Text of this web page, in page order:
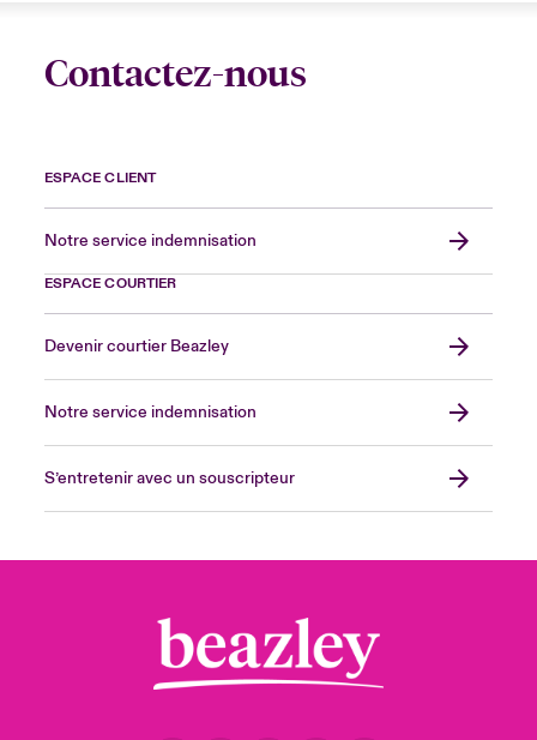
Contactez-nous
ESPACE CLIENT
Notre service indemnisation
ESPACE COURTIER
Devenir courtier Beazley
Notre service indemnisation
S’entretenir avec un souscripteur